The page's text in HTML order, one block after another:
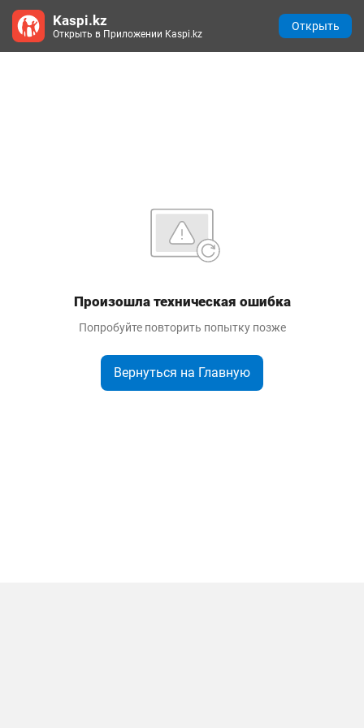
Произошла техническая ошибка
Попробуйте повторить попытку позже
Вернуться на Главную
Kaspi.kz
Открыть в Приложении Kaspi.kz
Открыть